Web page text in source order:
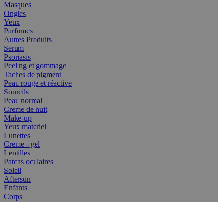
Masques
Ongles
Yeux
Parfumes
Autres Produits
Serum
Psoriasis
Peeling et gommage
Taches de pigment
Peau rouge et réactive
Sourcils
Peau normal
Creme de nuit
Make-up
Yeux matériel
Lunettes
Creme - gel
Lentilles
Patchs oculaires
Soleil
Aftersun
Enfants
Corps